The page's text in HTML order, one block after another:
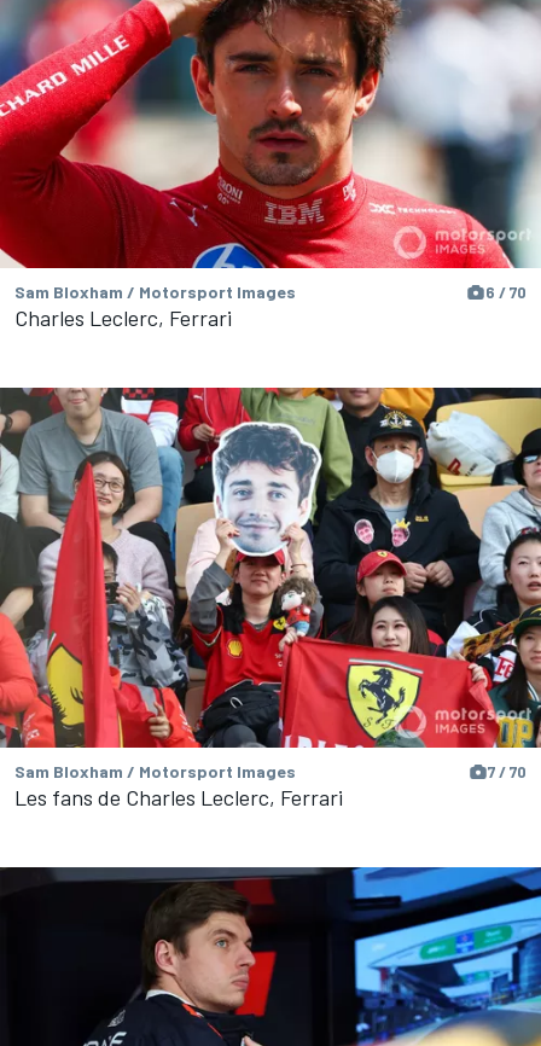
Sam Bloxham / Motorsport Images 6 / 70
Charles Leclerc, Ferrari
Sam Bloxham / Motorsport Images 7 / 70
Les fans de Charles Leclerc, Ferrari